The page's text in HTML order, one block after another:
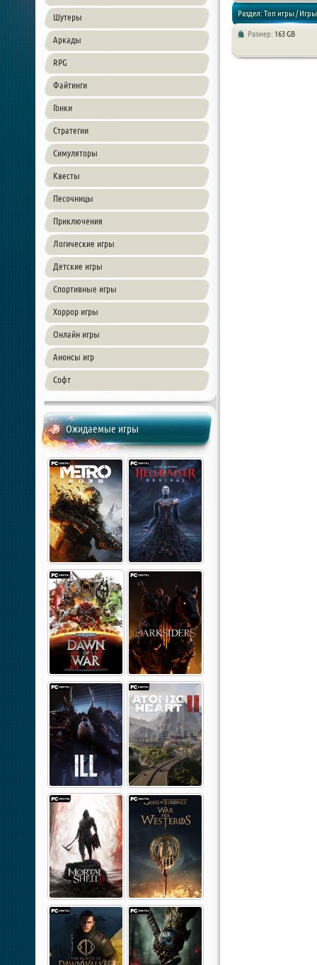
Шутеры
Аркады
RPG
Файтинги
Гонки
Стратегии
Симуляторы
Квесты
Песочницы
Приключения
Логические игры
Детские игры
Спортивные игры
Хоррор игры
Онлайн игры
Анонсы игр
Софт
Ожидаемые игры
Раздел: Топ игры / Игры
Размер: 163 GB